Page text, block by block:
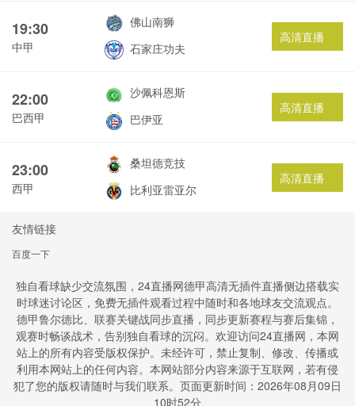
19:30
中甲
佛山南狮
石家庄功夫
高清直播
22:00
巴西甲
沙佩科恩斯
巴伊亚
高清直播
23:00
西甲
桑坦德竞技
比利亚雷亚尔
高清直播
友情链接
百度一下
独自看球缺少交流氛围，24直播网德甲高清无插件直播侧边搭载实
时球迷讨论区，免费无插件观看过程中随时和各地球友交流观点。
德甲鲁尔德比、联赛关键战同步直播，同步更新赛程与赛后集锦，
观赛时畅谈战术，告别独自看球的沉闷。欢迎访问24直播网，本网
站上的所有内容受版权保护。未经许可，禁止复制、修改、传播或
利用本网站上的任何内容。本网站部分内容来源于互联网，若有侵
犯了您的版权请随时与我们联系。页面更新时间：2026年08月09日
10时52分